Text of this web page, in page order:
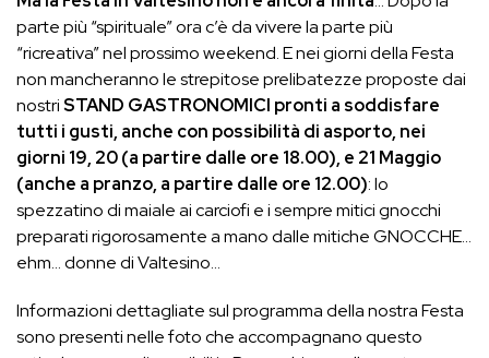
parte più “spirituale” ora c’è da vivere la parte più
“ricreativa” nel prossimo weekend. E nei giorni della Festa
non mancheranno le strepitose prelibatezze proposte dai
nostriSTAND GASTRONOMICI pronti a soddisfare
tutti i gusti, anche con possibilità di asporto, nei
giorni 19, 20 (a partire dalle ore 18.00), e 21 Maggio
(anche a pranzo, a partire dalle ore 12.00): lo
spezzatino di maiale ai carciofi e i sempre mitici gnocchi
preparati rigorosamente a mano dalle mitiche GNOCCHE…
ehm… donne di Valtesino…
Informazioni dettagliate sul programma della nostra Festa
sono presenti nelle foto che accompagnano questo